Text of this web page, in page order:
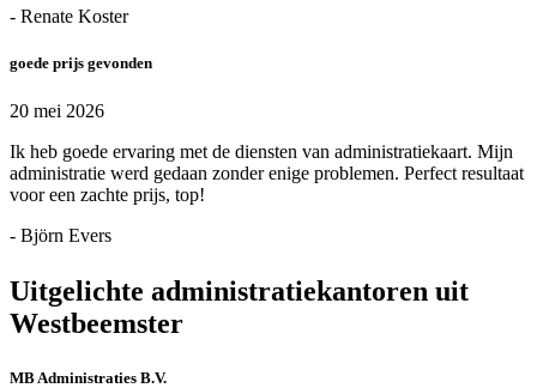
- Renate Koster
goede prijs gevonden
20 mei 2026
Ik heb goede ervaring met de diensten van administratiekaart. Mijn
administratie werd gedaan zonder enige problemen. Perfect resultaat
voor een zachte prijs, top!
- Björn Evers
Uitgelichte administratiekantoren uit
Westbeemster
MB Administraties B.V.